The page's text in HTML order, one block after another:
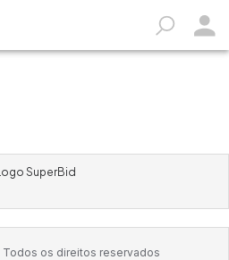
Todos os direitos reservados